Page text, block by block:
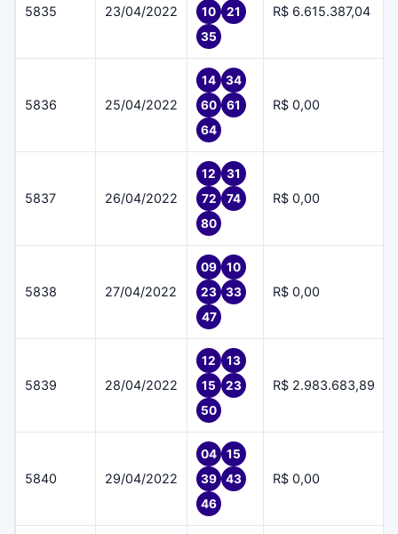
5835 23/04/2022 10
21
35
R$ 6.615.387,04
5836 25/04/2022
14
34
60
61
64
R$ 0,00
5837 26/04/2022
12
31
72
74
80
R$ 0,00
5838 27/04/2022
09
10
23
33
47
R$ 0,00
5839 28/04/2022
12
13
15
23
50
R$ 2.983.683,89
5840 29/04/2022
04
15
39
43
46
R$ 0,00